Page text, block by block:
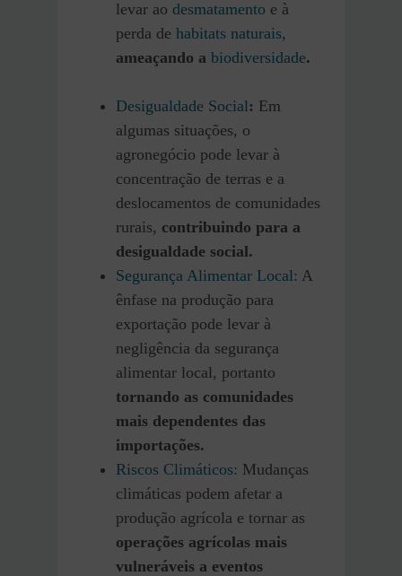
levar ao desmatamento e à
perda de habitats naturais,
ameaçando a biodiversidade.
Desigualdade Social: Em
algumas situações, o
agronegócio pode levar à
concentração de terras e a
deslocamentos de comunidades
rurais, contribuindo para a
desigualdade social.
Segurança Alimentar Local: A
ênfase na produção para
exportação pode levar à
negligência da segurança
alimentar local, portanto
tornando as comunidades
mais dependentes das
importações.
Riscos Climáticos: Mudanças
climáticas podem afetar a
produção agrícola e tornar as
operações agrícolas mais
vulneráveis a eventos